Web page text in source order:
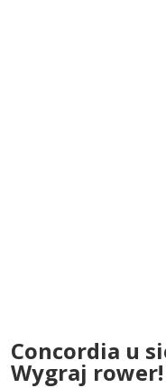
Concordia u
Wygraj rower!